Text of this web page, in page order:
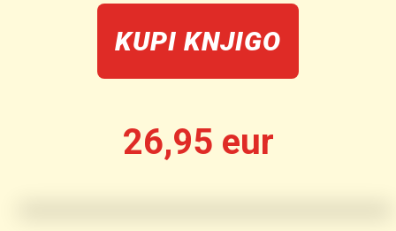
KUPI KNJIGO
26,95 eur